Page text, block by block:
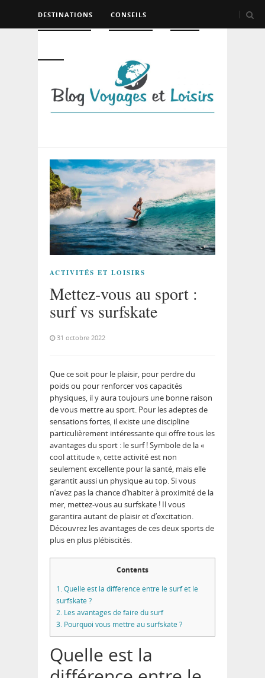
DESTINATIONS CONSEILS
ACTIVITÉS ET LOISIRS
Mettez-vous au sport :
surf vs surfskate
31 octobre 2022
Que ce soit pour le plaisir, pour perdre du
poids ou pour renforcer vos capacités
physiques, il y aura toujours une bonne raison
de vous mettre au sport. Pour les adeptes de
sensations fortes, il existe une discipline
particulièrement intéressante qui offre tous les
avantages du sport : le surf ! Symbole de la «
cool attitude », cette activité est non
seulement excellente pour la santé, mais elle
garantit aussi un physique au top. Si vous
n’avez pas la chance d’habiter à proximité de la
mer, mettez-vous au surfskate ! Il vous
garantira autant de plaisir et d’excitation.
Découvrez les avantages de ces deux sports de
plus en plus plébiscités.
Contents
1.Quelle est la différence entre le surf et le
surfskate ?
2. Les avantages de faire du surf
3. Pourquoi vous mettre au surfskate ?
Quelle est la